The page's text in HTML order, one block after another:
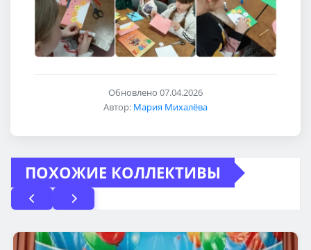
Обновлено 07.04.2026
Автор: Мария Михалёва
ПОХОЖИЕ КОЛЛЕКТИВЫ